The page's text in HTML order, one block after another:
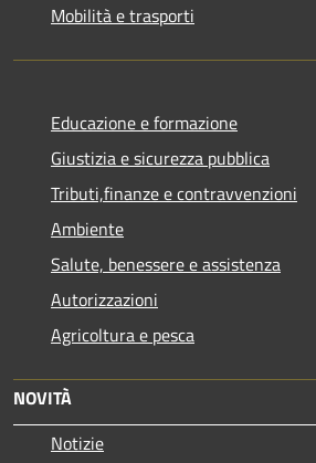
Mobilità e trasporti
Educazione e formazione
Giustizia e sicurezza pubblica
Tributi,finanze e contravvenzioni
Ambiente
Salute, benessere e assistenza
Autorizzazioni
Agricoltura e pesca
NOVITÀ
Notizie